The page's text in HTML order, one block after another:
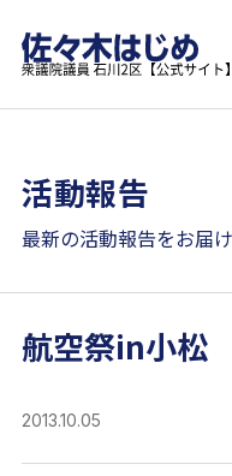
活動報告
最新の活動報告をお届
航空祭in小松
2013.10.05